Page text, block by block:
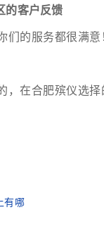
的客户反馈
们的服务都很满意
，在合肥殡仪选
有哪